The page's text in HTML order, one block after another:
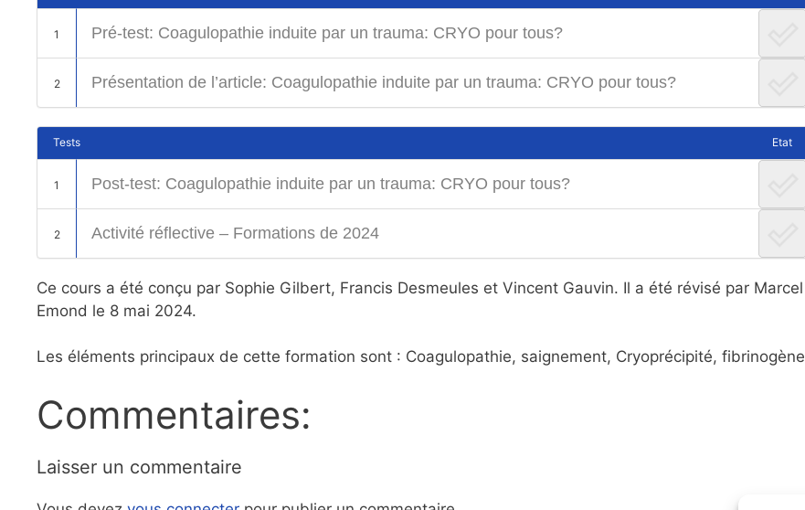
1 Pré-test: Coagulopathie induite par un trauma: CRYO pour tous?
2 Présentation de l’article: Coagulopathie induite par un trauma: CRYO pour tous?
Tests Etat
1 Post-test: Coagulopathie induite par un trauma: CRYO pour tous?
2 Activité réflective – Formations de 2024
Ce cours a été conçu par Sophie Gilbert, Francis Desmeules et Vincent Gauvin. Il a été révisé par Marcel
Emond le 8 mai 2024.
Les éléments principaux de cette formation sont : Coagulopathie, saignement, Cryoprécipité, fibrinogène
Commentaires:
Laisser un commentaire